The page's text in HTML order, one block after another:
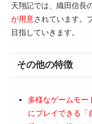
天翔記では、織田信長
が用意されています。
目指していきます。
その他の特徴
多様なゲームモー
にプレイできる「